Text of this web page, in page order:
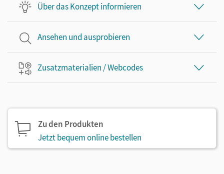
Über das Konzept informieren
Ansehen und ausprobieren
Zusatzmaterialien / Webcodes
Zu den Produkten
Jetzt bequem online bestellen